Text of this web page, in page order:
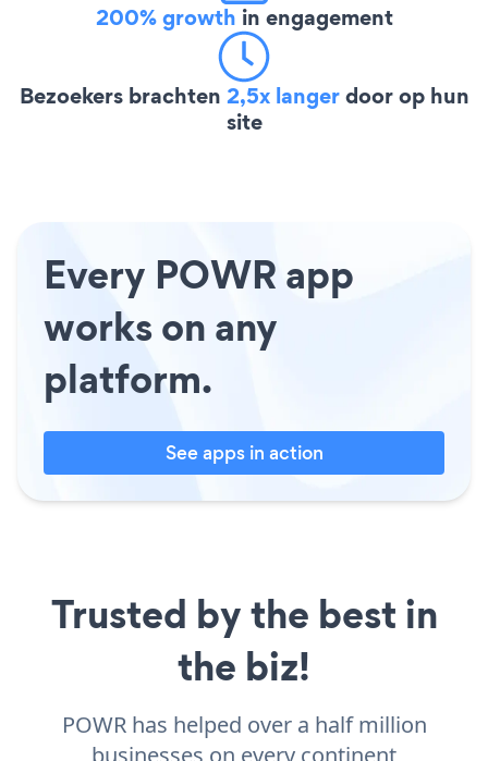
200% growth in engagement
Bezoekers brachten 2,5x langerdoor op hun
site
Every POWR app
works on any
platform.
See apps in action
Trusted by the best in
the biz!
POWR has helped over a half million
businesses on every continent